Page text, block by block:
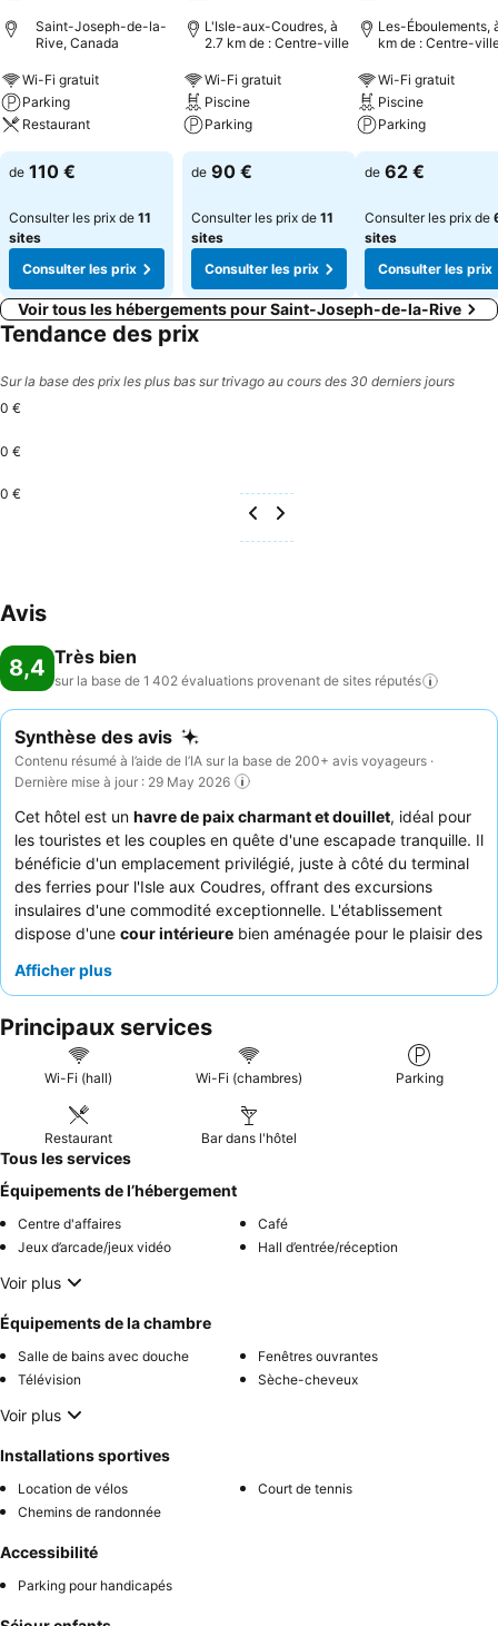
Saint-Joseph-de-la-
Rive, Canada
Wi-Fi gratuit
Parking
Restaurant
de 110 €
Consulter les prix de 11
sites
Consulter les prix
L'Isle-aux-Coudres, à
2.7 km de : Centre-ville
Wi-Fi gratuit
Piscine
Parking
de 90 €
Consulter les prix de 11
sites
Consulter les prix
Les-Éboulements,
km de : Centre-
Wi-Fi gratuit
Piscine
Parking
de 62 €
Consulter les prix de
sites
Consulter les prix
Voir tous les hébergements pour Saint-Joseph-de-la-Rive
Tendance des prix
Sur la base des prix les plus bas sur trivago au cours des 30 derniers jours
0 €
0 €
0 €
Avis
8,4 Très bien
sur la base de 1 402 évaluations provenant de sites réputés
Synthèse des avis
Contenu résumé à l’aide de l’IA sur la base de 200+ avis voyageurs ·
Dernière mise à jour : 29 May 2026
Cet hôtel est un havre de paix charmant et douillet, idéal pour
les touristes et les couples en quête d'une escapade tranquille. Il
bénéficie d'un emplacement privilégié, juste à côté du terminal
des ferries pour l'Isle aux Coudres, offrant des excursions
insulaires d'une commodité exceptionnelle. L'établissement
dispose d'une cour intérieure bien aménagée pour le plaisir des
amabilité exceptionnelle et le
précommandé, composé de produits locaux et livré à l'hôtel.
Afficher plus
Principaux services
Wi-Fi (hall) Wi-Fi (chambres) Parking
Restaurant Bar dans l'hôtel
Tous les services
Équipements de l’hébergement
Centre d'affaires
Café
Jeux d’arcade/jeux vidéo
Hall d’entrée/réception
Voir plus
Équipements de la chambre
Salle de bains avec douche
Fenêtres ouvrantes
Télévision
Sèche-cheveux
Voir plus
Installations sportives
Location de vélos
Court de tennis
Chemins de randonnée
Accessibilité
Parking pour handicapés